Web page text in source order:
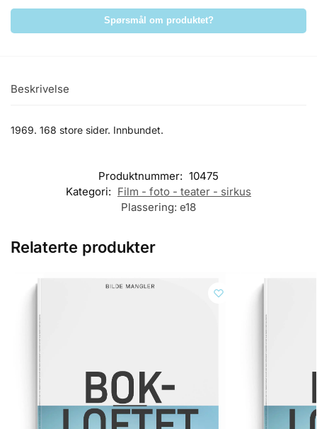
Spørsmål om produktet?
Beskrivelse
1969. 168 store sider. Innbundet.
Produktnummer: 10475
Kategori: Film - foto - teater - sirkus
Plassering: e18
Relaterte produkter